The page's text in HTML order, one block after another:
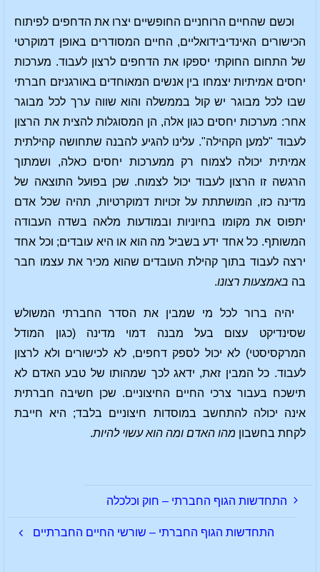
וכשם שהחיים הרוחניים החופשיים יצרו את הדחפים לפיתוח
הכישורים האינדיבידואליים, החיים המסודרים באופן דמוקרטי
של התחום החוקתי יספקו את הדחפים לרצון לעבוד. מערכות
יחסים אמיתיות יצמחו בין אנשים המאוחדים באורגניזם חברתי
שבו לכל מבוגר יש קול בממשלה והוא שווה ערך לכל מבוגר
אחר: מערכות יחסים כגון אלה, הן המסוגלות להצית את הרצון
לעבוד "למען הקהילה". עלינו להגיע להבנה שתחושה קהילתית
אמיתית יכולה לצמוח רק ממערכות יחסים כאלה, ושמתוך
הרגשה זו הרצון לעבוד יכול לצמוח. שכן בפועל התוצאה של
מדינה כזו, המושתתת על זכויות דמוקרטיות, תהיה שכל אדם
יתפוס את מקומו בחיוניות ובמודעות מלאה בשדה העבודה
המשותף. כל אחד ידע בשביל מה הוא או היא עובדים; וכל אחד
ירצה לעבוד בתוך קהילת העובדים שהוא מכיר את עצמו חבר
בה באמצעות רצונו.
יהיה ברור לכל מי שמבין את הסדר החברתי המשולש
שסינדיקט עצום בעל מבנה דמוי מדינה (כגון המודל
המרקסיסטי) לא יכול לספק דחפים, לא לכישורים ולא לרצון
לעבוד. כל המבין זאת, ידאג לכך שמהותו של טבע האדם לא
תישכח בעבור צרכי החיים החיצוניים. שכן חשיבה חברתית
אינה יכולה להתחשב במוסדות חיצוניים בלבד; היא חייבת
לקחת בחשבון מהו האדם ומה הוא עשוי להיות.
התחדשות הגוף החברתי – חוק וכלכלה
התחדשות הגוף החברתי – שורשי החיים החברתיים